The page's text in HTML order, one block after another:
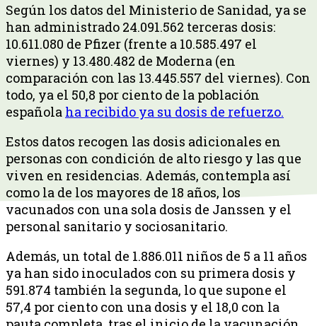
Según los datos del Ministerio de Sanidad, ya se
han administrado 24.091.562 terceras dosis:
10.611.080 de Pfizer (frente a 10.585.497 el
viernes) y 13.480.482 de Moderna (en
comparación con las 13.445.557 del viernes). Con
todo, ya el 50,8 por ciento de la población
española ha recibido ya su dosis de refuerzo.
Estos datos recogen las dosis adicionales en
personas con condición de alto riesgo y las que
viven en residencias. Además, contempla así
como la de los mayores de 18 años, los
vacunados con una sola dosis de Janssen y el
personal sanitario y sociosanitario.
Además, un total de 1.886.011 niños de 5 a 11 años
ya han sido inoculados con su primera dosis y
591.874 también la segunda, lo que supone el
57,4 por ciento con una dosis y el 18,0 con la